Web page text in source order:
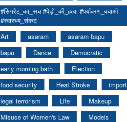
#सिगरेट_का_सच #पेड़ों_की_हत्या #पर्यावरण_बचाओ
#स्वास्थ्य_संकट
Art
asaram
asaram bapu
bapu
Dance
Democratic
early morning bath
Election
food security
Heat Stroke
import
legal terrorism
Life
Makeup
Misuse of Women's Law
Models